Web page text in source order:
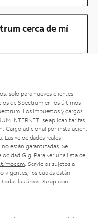
cerca de mí
solo para nuevos clientes
de Spectrum en los últimos
Los impuestos y cargos
INTERNET: se aplican tarifas
Cargo adicional por instalación.
Las velocidades reales
están garantizadas. Se
Gig. Para ver una lista de
modem . Servicios sujetos a
vigentes, los cuales están
las áreas. Se aplican